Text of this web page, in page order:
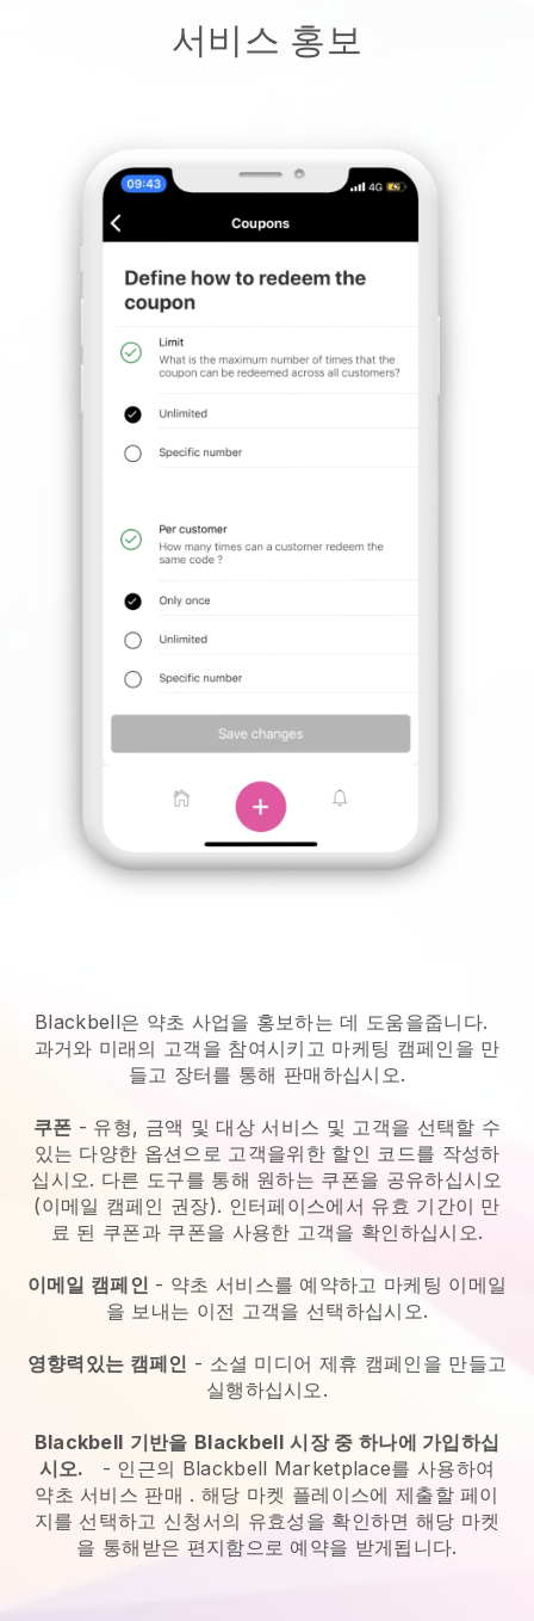
서비스 홍보
Blackbell은 약초 사업을 홍보하는 데 도움을줍니다.
과거와 미래의 고객을 참여시키고 마케팅 캠페인을 만
들고 장터를 통해 판매하십시오.
쿠폰 - 유형, 금액 및 대상 서비스 및 고객을 선택할 수
있는 다양한 옵션으로 고객을위한 할인 코드를 작성하
십시오. 다른 도구를 통해 원하는 쿠폰을 공유하십시오
(이메일 캠페인 권장). 인터페이스에서 유효 기간이 만
료 된 쿠폰과 쿠폰을 사용한 고객을 확인하십시오.
이메일 캠페인 - 약초 서비스를 예약하고 마케팅 이메일
을 보내는 이전 고객을 선택하십시오.
영향력있는 캠페인 - 소셜 미디어 제휴 캠페인을 만들고
실행하십시오.
Blackbell 기반을 Blackbell 시장 중 하나에 가입하십
시오.
- 인근의 Blackbell Marketplace를 사용하여
약초 서비스 판매 . 해당 마켓 플레이스에 제출할 페이
지를 선택하고 신청서의 유효성을 확인하면 해당 마켓
을 통해받은 편지함으로 예약을 받게됩니다.